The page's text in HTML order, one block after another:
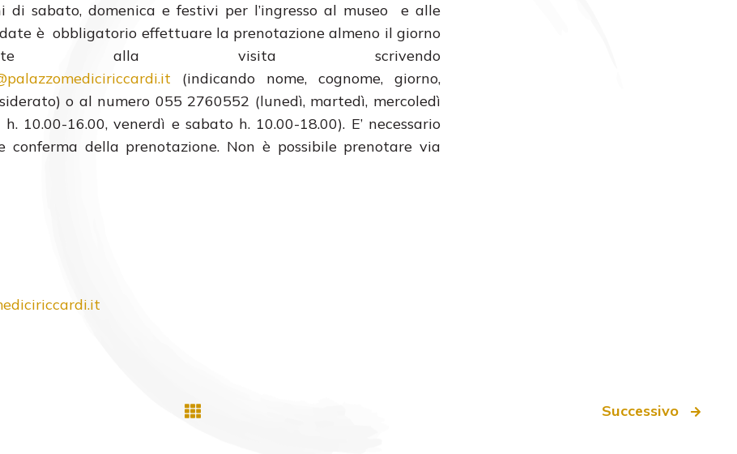
di sabato, domenica e festivi per l’ingresso al museo e alle
è obbligatorio effettuare la prenotazione almeno il giorno
alla visita scrivendo
(indicando nome, cognome, giorno,
o al numero 055 2760552 (lunedì, martedì, mercoledì
10.00-16.00, venerdì e sabato h. 10.00-18.00). E’ necessario
conferma della prenotazione. Non è possibile prenotare via
Successivo